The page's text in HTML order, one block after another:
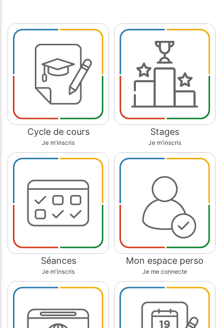
Cycle de cours
Je m'inscris
Stages
Je m'inscris
Séances
Je m'inscris
Mon espace perso
Je me connecte